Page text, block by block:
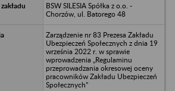
BSW SILESIA Spółka z o.o. -
Chorzów, ul. Batorego 48
Zarządzenie nr 83 Prezesa Zakładu
Ubezpieczeń Społecznych z dnia 19
września 2022 r. w sprawie
wprowadzenia „Regulaminu
przeprowadzania okresowej oceny
pracowników Zakładu Ubezpieczeń
Społecznych”